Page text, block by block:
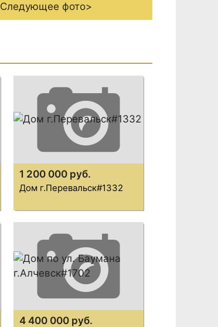
Следующее фото>
1 200 000 руб.
Дом г.Перевальск#1332
4 400 000 руб.